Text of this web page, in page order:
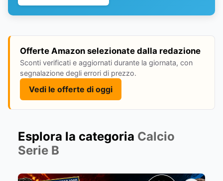
Offerte Amazon selezionate dalla redazione
Sconti verificati e aggiornati durante la giornata, con
segnalazione degli errori di prezzo.
Vedi le offerte di oggi
Esplora la categoria Calcio
Serie B